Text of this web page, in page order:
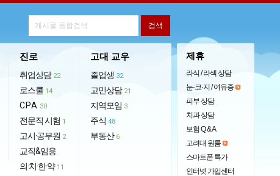
진로
취업상담 22
로스쿨 14
CPA 30
전문직 시험 1
고시·공무원 2
교직&임용
의·치·한·약 11
고대 교우
졸업생 32
고민상담 21
지역모임 3
주식 48
부동산 6
제휴
라식 / 라섹 상담
눈·코·지 / 여유증
피부 상담
치과 상담
보험 Q & A
고려대 원룸
스마트폰 특가
인터넷 가입센터